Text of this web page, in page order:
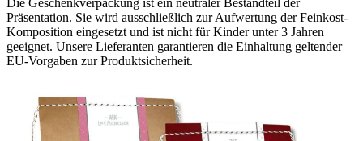
Die Geschenkverpackung ist ein neutraler Bestandteil der
Präsentation. Sie wird ausschließlich zur Aufwertung der Feinkost-
Komposition eingesetzt und ist nicht für Kinder unter 3 Jahren
geeignet. Unsere Lieferanten garantieren die Einhaltung geltender
EU-Vorgaben zur Produktsicherheit.